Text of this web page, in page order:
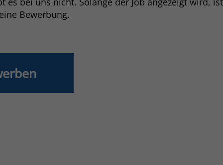
Bewerbung.